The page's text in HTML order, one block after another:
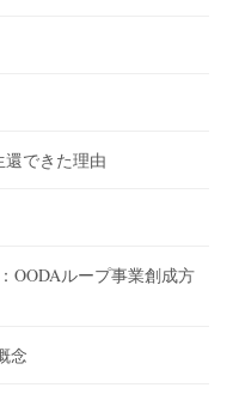
できた理由
OODAループ事業創成方
念